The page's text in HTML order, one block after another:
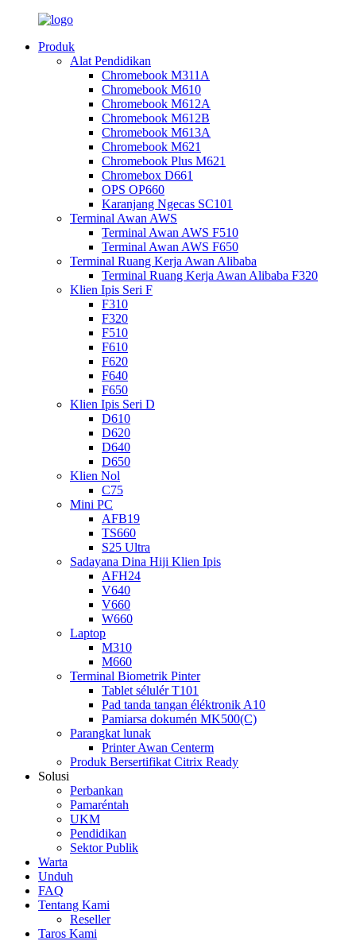
Produk
Alat Pendidikan
Chromebook M311A
Chromebook M610
Chromebook M612A
Chromebook M612B
Chromebook M613A
Chromebook M621
Chromebook Plus M621
Chromebox D661
OPS OP660
Karanjang Ngecas SC101
Terminal Awan AWS
Terminal Awan AWS F510
Terminal Awan AWS F650
Terminal Ruang Kerja Awan Alibaba
Terminal Ruang Kerja Awan Alibaba F320
Klien Ipis Seri F
F310
F320
F510
F610
F620
F640
F650
Klien Ipis Seri D
D610
D620
D640
D650
Klien Nol
C75
Mini PC
AFB19
TS660
S25 Ultra
Sadayana Dina Hiji Klien Ipis
AFH24
V640
V660
W660
Laptop
M310
M660
Terminal Biometrik Pinter
Tablet sélulér T101
Pad tanda tangan éléktronik A10
Pamiarsa dokumén MK500(C)
Parangkat lunak
Printer Awan Centerm
Produk Bersertifikat Citrix Ready
Solusi
Perbankan
Pamaréntah
UKM
Pendidikan
Sektor Publik
Warta
Unduh
FAQ
Tentang Kami
Reseller
Taros Kami